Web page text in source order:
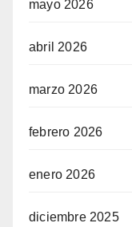
mayo 2026
abril 2026
marzo 2026
febrero 2026
enero 2026
diciembre 2025